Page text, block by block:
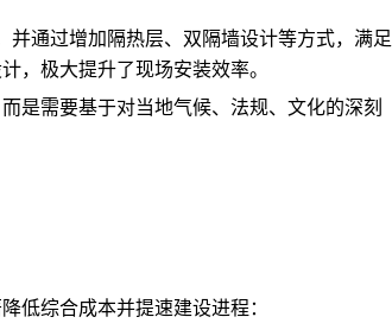
通过增加隔热层、双隔墙设计等方式，满足
，极大提升了现场安装效率。
是需要基于对当地气候、法规、文化的深刻
低综合成本并提速建设进程：